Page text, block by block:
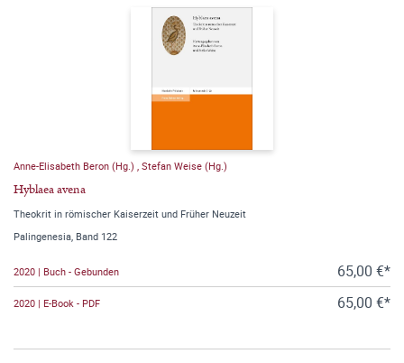
Anne-Elisabeth Beron (Hg.) , Stefan Weise (Hg.)
Hyblaea avena
Theokrit in römischer Kaiserzeit und Früher Neuzeit
Palingenesia, Band 122
2020 | Buch - Gebunden 65,00 €*
2020 | E-Book - PDF 65,00 €*